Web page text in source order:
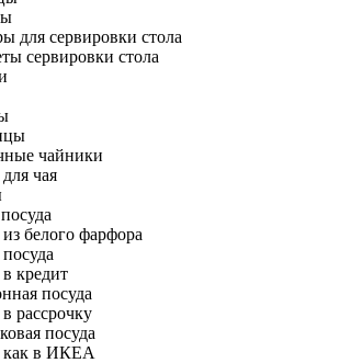
для сервировки стола
сервировки стола
чайники
чая
белого фарфора
кредит
посуда
рассрочку
посуда
как в ИКЕА